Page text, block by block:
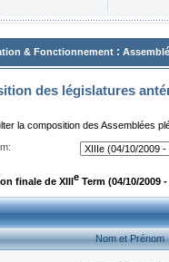
& Fonctionnement :
des législatures
la composition des Assemblées
finale de XIIIe Term (04/10/2009 -
Nom et Prénom